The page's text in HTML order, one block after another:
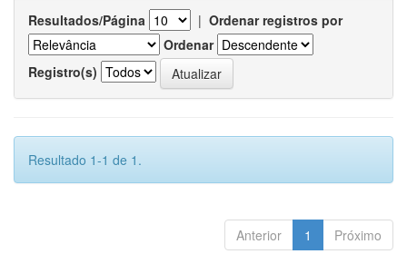
Resultados/Página | Ordenar registros por
Ordenar
Registro(s)
Resultado 1-1 de 1.
Anterior 1 Próximo